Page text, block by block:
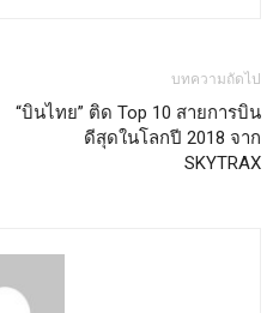
บทความถัดไป
“บินไทย” ติด Top 10 สายการบิน
ดีสุดในโลกปี 2018 จาก
SKYTRAX